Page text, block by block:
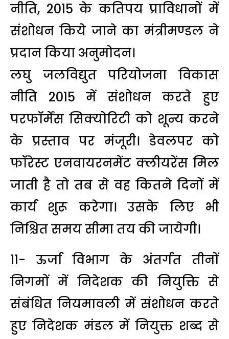
नीति, 2015 के कतिपय प्राविधानों में
संशोधन किये जाने का मंत्रीमण्डल ने
प्रदान किया अनुमोदन।
लघु जलविद्युत परियोजना विकास
नीति 2015 में संशोधन करते हुए
परफॉर्मेंस सिक्योरिटी को शून्य करने
के प्रस्ताव पर मंजूरी। डेवलपर को
फॉरेस्ट एनवायरनमेंट क्लीयरेंस मिल
जाती है तो तब से वह कितने दिनों में
कार्य शुरू करेगा। उसके लिए भी
निश्चित समय सीमा तय की जायेगी।
11- ऊर्जा विभाग के अंतर्गत तीनों
निगमों में निदेशक की नियुक्ति से
संबंधित नियमावली में संशोधन करते
हुए निदेशक मंडल में नियुक्त शब्द से